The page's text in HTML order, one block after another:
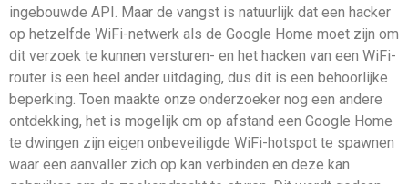
ingebouwde API. Maar de vangst is natuurlijk dat een hacker
op hetzelfde WiFi-netwerk als de Google Home moet zijn om
dit verzoek te kunnen versturen- en het hacken van een WiFi-
router is een heel ander uitdaging, dus dit is een behoorlijke
beperking. Toen maakte onze onderzoeker nog een andere
ontdekking, het is mogelijk om op afstand een Google Home
te dwingen zijn eigen onbeveiligde WiFi-hotspot te spawnen
waar een aanvaller zich op kan verbinden en deze kan